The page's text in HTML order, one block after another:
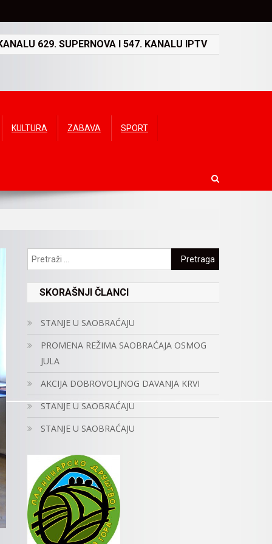
629. SUPERNOVA I 547. KANALU IPTV
KULTURA ZABAVA SPORT
Pretraga:
SKORAŠNJI ČLANCI
STANJE U SAOBRAĆAJU
PROMENA REŽIMA SAOBRAĆAJA OSMOG
JULA
AKCIJA DOBROVOLJNOG DAVANJA KRVI
STANJE U SAOBRAĆAJU
STANJE U SAOBRAĆAJU